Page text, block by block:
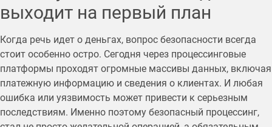
выходит на первый план
Когда речь идет о деньгах, вопрос безопасности всегда
стоит особенно остро. Сегодня через процессинговые
платформы проходят огромные массивы данных, включая
платежную информацию и сведения о клиентах. И любая
ошибка или уязвимость может привести к серьезным
последствиям. Именно поэтому безопасный процессинг,